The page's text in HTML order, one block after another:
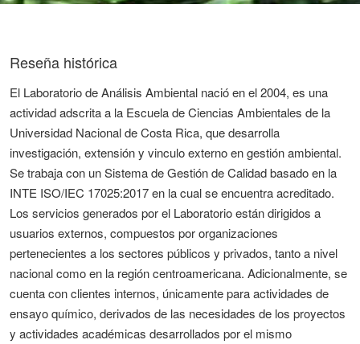
Reseña histórica
El Laboratorio de Análisis Ambiental nació en el 2004, es una
actividad adscrita a la Escuela de Ciencias Ambientales de la
Universidad Nacional de Costa Rica, que desarrolla
investigación, extensión y vinculo externo en gestión ambiental.
Se trabaja con un Sistema de Gestión de Calidad basado en la
INTE ISO/IEC 17025:2017 en la cual se encuentra acreditado.
Los servicios generados por el Laboratorio están dirigidos a
usuarios externos, compuestos por organizaciones
pertenecientes a los sectores públicos y privados, tanto a nivel
nacional como en la región centroamericana. Adicionalmente, se
cuenta con clientes internos, únicamente para actividades de
ensayo químico, derivados de las necesidades de los proyectos
y actividades académicas desarrollados por el mismo